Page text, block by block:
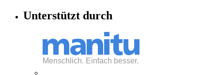
Unterstützt durch